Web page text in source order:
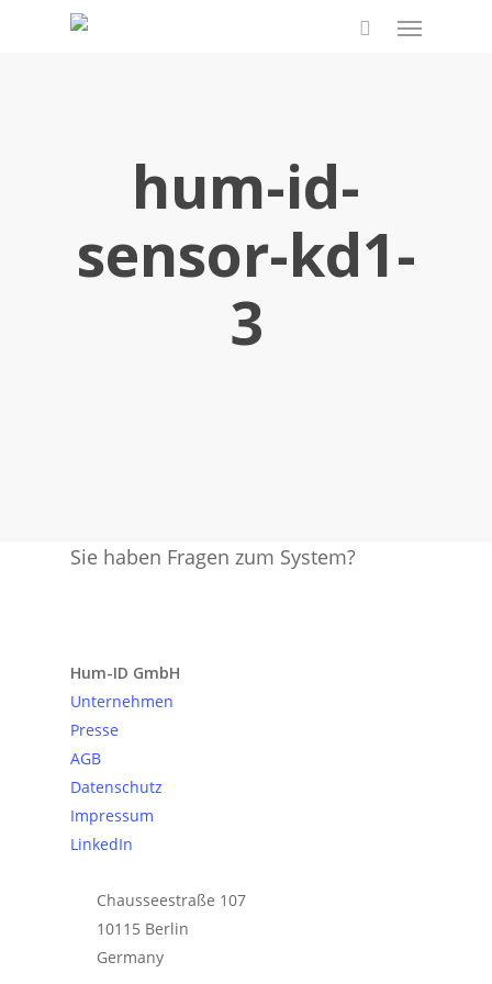
Menu
hum-id-
sensor-kd1-
3
Sie haben Fragen zum System?
Hum-ID GmbH
Unternehmen
Presse
AGB
Datenschutz
Impressum
LinkedIn
Chausseestraße 107
10115 Berlin
Germany